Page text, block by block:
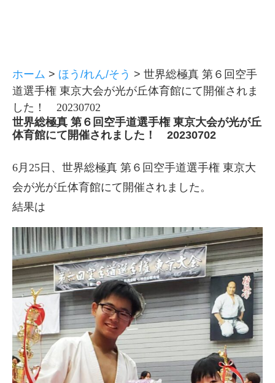
ホーム > ほう/れん/そう > 世界総極真 第６回空手
道選手権 東京大会が光が丘体育館にて開催されま
した！ 20230702
世界総極真 第６回空手道選手権 東京大会が光が丘
体育館にて開催されました！ 20230702
6月25日、世界総極真 第６回空手道選手権 東京大
会が光が丘体育館にて開催されました。
結果は